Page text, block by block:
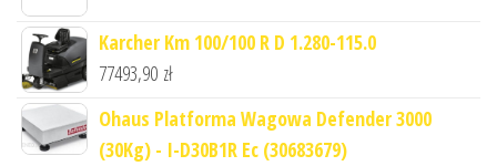
Karcher Km 100/100 R D 1.280-115.0
77493,90 zł
Ohaus Platforma Wagowa Defender 3000
(30Kg) - I-D30B1R Ec (30683679)